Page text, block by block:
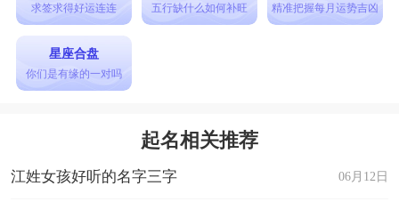
求签求得好运连连 五行缺什么如何补旺 精准把握每月运势吉凶
星座合盘
你们是有缘的一对吗
起名相关推荐
06月12日
江姓女孩好听的名字三字